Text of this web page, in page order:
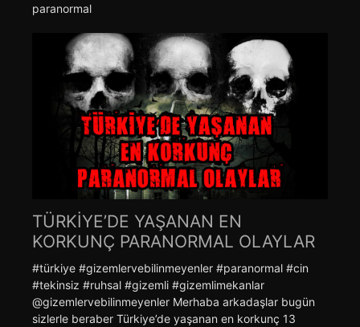
paranormal
TÜRKİYE’DE YAŞANAN EN
KORKUNÇ PARANORMAL OLAYLAR
#türkiye #gizemlervebilinmeyenler #paranormal #cin
#tekinsiz #ruhsal #gizemli #gizemlimekanlar
@gizemlervebilinmeyenler Merhaba arkadaşlar bugün
sizlerle beraber Türkiye’de yaşanan en korkunç 13